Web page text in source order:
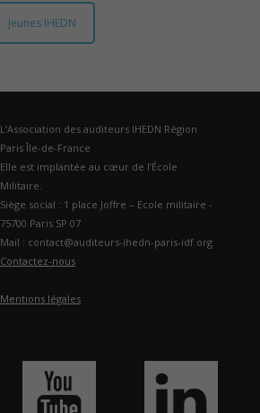
France
Jeunes IHEDN
L’Association des auditeurs IHEDN Région
Paris Île-de-France
Elle est implantée au cœur de l’École
Militaire.
Siège social : 1 place Joffre – Ecole militaire -
75700 Paris SP 07
Mail : contact@auditeurs-ihedn-paris-idf.org
Contactez-nous
Mentions légales